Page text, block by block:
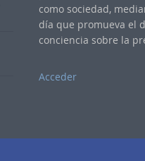
como sociedad,
día que promueva el
conciencia sobre la
Acceder